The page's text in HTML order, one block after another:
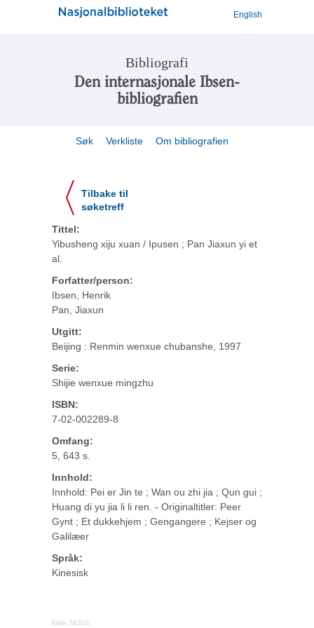
English
Bibliografi
Den internasjonale Ibsen-
bibliografien
Søk Verkliste Om bibliografien
Tilbake til
søketreff
Tittel:
Yibusheng xiju xuan / Ipusen ; Pan Jiaxun yi et
al.
Forfatter/person:
Ibsen, Henrik
Pan, Jiaxun
Utgitt:
Beijing : Renmin wenxue chubanshe, 1997
Serie:
Shijie wenxue mingzhu
ISBN:
7-02-002289-8
Omfang:
5, 643 s.
Innhold:
Innhold: Pei er Jin te ; Wan ou zhi jia ; Qun gui ;
Huang di yu jia li li ren. - Originaltitler: Peer
Gynt ; Et dukkehjem ; Gengangere ; Kejser og
Galilæer
Språk:
Kinesisk
Kilde: MODS